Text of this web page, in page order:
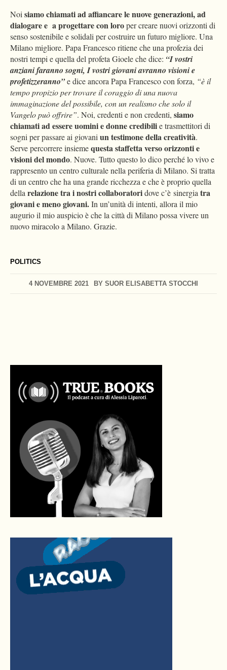
POLITICS
4 NOVEMBRE 2021 BY SUOR ELISABETTA STOCCHI
Noi siamo chiamati ad affiancare le nuove generazioni, ad
dialogare e a progettare con loroper creare nuovi orizzonti di
senso sostenibile e solidali per costruire un futuro migliore. Una
Milano migliore. Papa Francesco ritiene che una profezia dei
nostri tempi e quella del profeta Gioele che dice: “I vostri
anziani faranno sogni, I vostri giovani avranno visioni e
profetizzeranno”e dice ancora Papa Francesco con forza, “è il
tempo propizio per trovare il coraggio di una nuova
immaginazione del possibile, con un realismo che solo il
Vangelo può offrire”. Noi, credenti e non credenti, siamo
chiamati ad essere uomini e donne credibilie trasmettitori di
sogni per passare ai giovani un testimone della creatività.
Serve percorrere insiemequesta staffetta verso orizzonti e
visioni del mondo. Nuove. Tutto questo lo dico perché lo vivo e
rappresento un centro culturale nella periferia di Milano. Si tratta
di un centro che ha una grande ricchezza e che è proprio quella
della relazione tra i nostri collaboratoridove c’è sinergia tra
giovani e meno giovani.In un’unità di intenti, allora il mio
augurio il mio auspicio è che la città di Milano possa vivere un
nuovo miracolo a Milano. Grazie.